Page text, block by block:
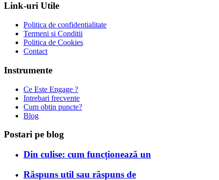
Link-uri Utile
Politica de confidentialitate
Termeni si Conditii
Politica de Cookies
Contact
Instrumente
Ce Este Engage ?
Intrebari frecvente
Cum obtin puncte?
Blog
Postari pe blog
Din culise: cum funcționează un
Răspuns util sau răspuns de